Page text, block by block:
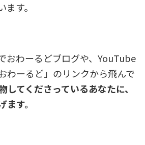
す。
おわーるどブログや、YouTube
わーるど」のリンクから飛んで
てくださっているあなたに、
す。